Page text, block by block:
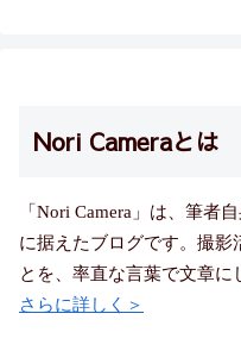
Nori Cameraとは
「Nori Camera」は、筆者
に据えたブログです。撮影
とを、率直な言葉で文章に
さらに詳しく＞